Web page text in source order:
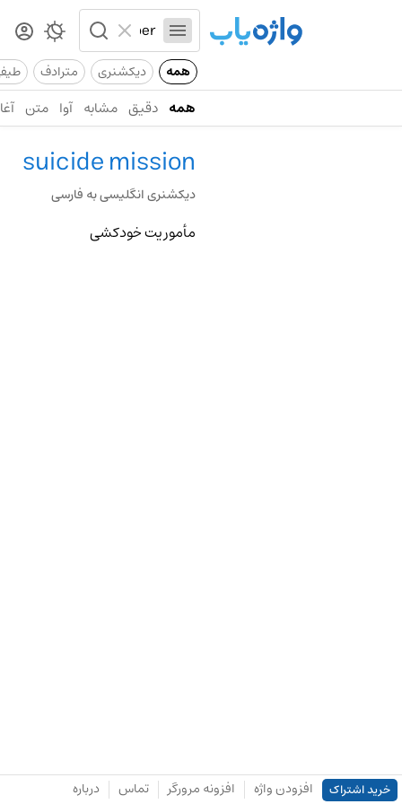
همه دیکشنری مترادف
همه دقیق مشابه آوا متن
suicide mission
دیکشنری انگلیسی به فارسی
مأموریت خودکشی
خرید اشتراک افزودن واژه افزونه مرورگر تماس درباره